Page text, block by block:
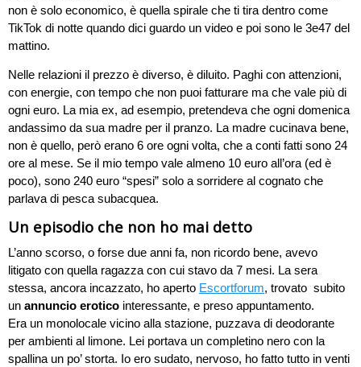
non è solo economico, è quella spirale che ti tira dentro come
TikTok di notte quando dici guardo un video e poi sono le 3e47 del
mattino.
Nelle relazioni il prezzo è diverso, è diluito. Paghi con attenzioni,
con energie, con tempo che non puoi fatturare ma che vale più di
ogni euro. La mia ex, ad esempio, pretendeva che ogni domenica
andassimo da sua madre per il pranzo. La madre cucinava bene,
non è quello, però erano 6 ore ogni volta, che a conti fatti sono 24
ore al mese. Se il mio tempo vale almeno 10 euro all’ora (ed è
poco), sono 240 euro “spesi” solo a sorridere al cognato che
parlava di pesca subacquea.
Un episodio che non ho mai detto
L’anno scorso, o forse due anni fa, non ricordo bene, avevo
litigato con quella ragazza con cui stavo da 7 mesi. La sera
stessa, ancora incazzato, ho aperto Escortforum, trovato subito
un annuncio erotico interessante, e preso appuntamento.
Era un monolocale vicino alla stazione, puzzava di deodorante
per ambienti al limone. Lei portava un completino nero con la
spallina un po’ storta. Io ero sudato, nervoso, ho fatto tutto in venti